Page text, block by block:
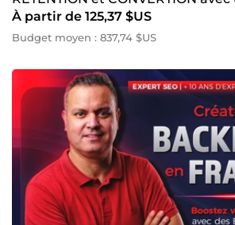
dynamique et captivant
À partir de 125,37 $US
Budget moyen : 837,74 $US